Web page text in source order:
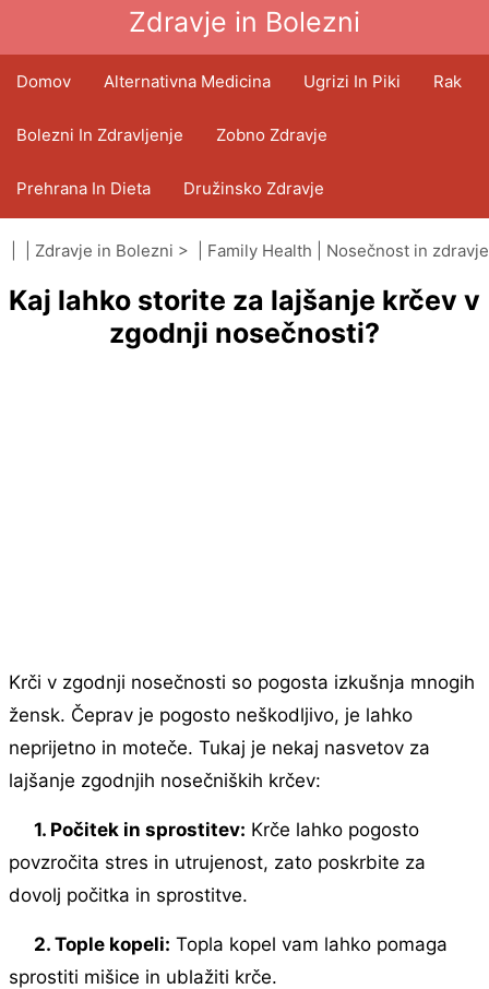
Zdravje in Bolezni
Domov Alternativna Medicina Ugrizi In Piki Rak
Bolezni In Zdravljenje Zobno Zdravje
Prehrana In Dieta Družinsko Zdravje
Zdravstveni Sektor Duševno Zdravje
Javno Zdravje In Varnost Operacije In Posegi
Zdravje in Bolezni > | Family Health Nosečnost in zdravje
Kaj lahko storite za lajšanje krčev v
zgodnji nosečnosti?
Krči v zgodnji nosečnosti so pogosta izkušnja mnogih
žensk. Čeprav je pogosto neškodljivo, je lahko
neprijetno in moteče. Tukaj je nekaj nasvetov za
lajšanje zgodnjih nosečniških krčev:
1. Počitek in sprostitev: Krče lahko pogosto
povzročita stres in utrujenost, zato poskrbite za
dovolj počitka in sprostitve.
2. Tople kopeli: Topla kopel vam lahko pomaga
sprostiti mišice in ublažiti krče.